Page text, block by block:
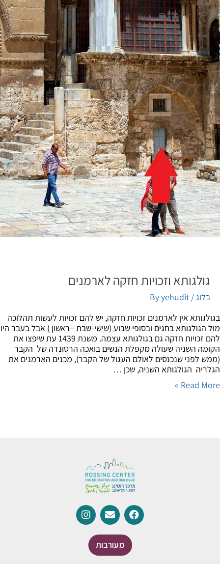
גולגותא וזכויות חזקה לארמנים
בלוג/ By
yehudit
אין לארמנים זכויות חזקה, יש להם זכויות לעשות תהלוכה
הגולגותא בחגים ובסופי שבוע (שישי-שבת –ראשון ) אבל בעבר היו
להם זכויות חזקה גם בגולגותא עצמה. משנת 1439 עת שיפצו את
השניה שעולה מקפלת הנשים בואכה הרטונדה של הקבר
לפני שנכנסים לאולם העגול של הקבר), מכנים הארמנים את
הגולגותא השניה, שכן …
Read
מעורבות